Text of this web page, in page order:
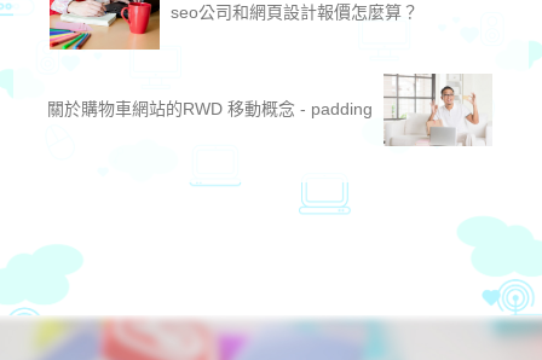
seo公司和網頁設計報價怎麼算？
關於購物車網站的RWD 移動概念 - padding